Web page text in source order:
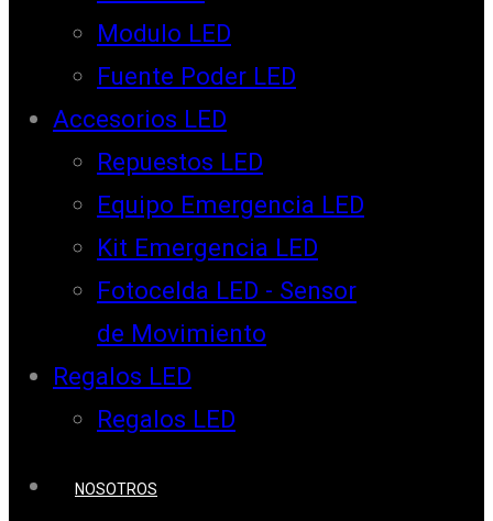
Modulo LED
Fuente Poder LED
Accesorios LED
Repuestos LED
Equipo Emergencia LED
Kit Emergencia LED
Fotocelda LED - Sensor
de Movimiento
Regalos LED
Regalos LED
NOSOTROS